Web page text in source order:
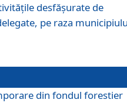
desfăşurate de
pe raza
din fondul forestier